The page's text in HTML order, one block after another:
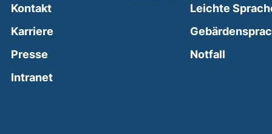
Kontakt
Karriere
Presse
Intranet(external link, opens in a new window)
Leichte
Notfall